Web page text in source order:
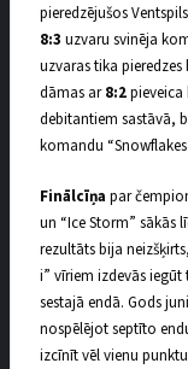
pieredzējušos
8:3 uzvaru svinēja
uzvaras tika
dāmas ar8:2
debitantiem sastāvā,
komandu
Finālcīņa par
un “Ice Storm” sākās
rezultāts bija
i” vīriem izdevās
sestajā endā. Gods
nospēlējot septīto
izcīnīt vēl vienu